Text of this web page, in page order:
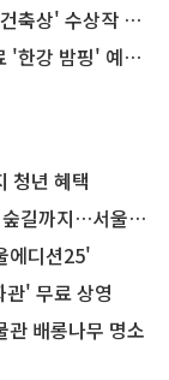
' 수상작 공개!
밤핑' 예약은?
청년 혜택
울둘레길 15코스
에디션25'
' 무료 상영
관 배롱나무 명소